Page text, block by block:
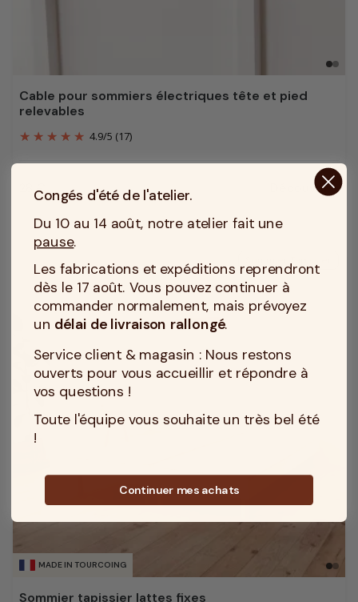
Cable pour sommiers électriques tête et pied
relevables
4.9/5 (17)
Prix
28 € Découvrir
MADE IN TOURCOING
Sommier tapissier lattes fixes
Congés d'été de l'atelier.
Du 10 au 14 août, notre atelier fait une
pause.
Les fabrications et expéditions reprendront
dès le 17 août. Vous pouvez continuer à
commander normalement, mais prévoyez
un délai de livraison rallongé.
Service client & magasin : Nous restons
ouverts pour vous accueillir et répondre à
vos questions !
Toute l'équipe vous souhaite un très bel été
!
Continuer mes achats